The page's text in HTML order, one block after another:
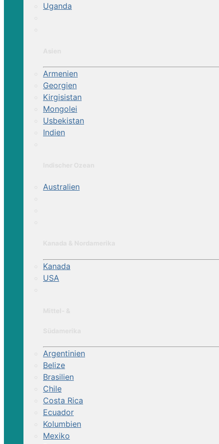
Uganda
Armenien
Georgien
Kirgisistan
Mongolei
Usbekistan
Indien
Australien
Kanada
USA
Argentinien
Belize
Brasilien
Chile
Costa Rica
Ecuador
Kolumbien
Mexiko